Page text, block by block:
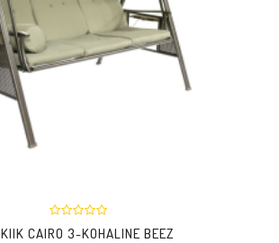
CAIRO 3-KOHALINE BEEZ